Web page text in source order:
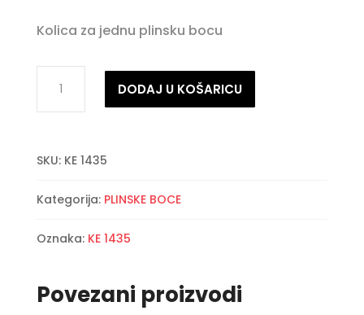
Kolica za jednu plinsku bocu
količina
DODAJ U KOŠARICU
SKU: KE 1435
Kategorija: PLINSKE BOCE
Oznaka: KE 1435
Povezani proizvodi